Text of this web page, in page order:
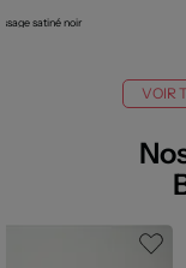
satiné noir
VOIR